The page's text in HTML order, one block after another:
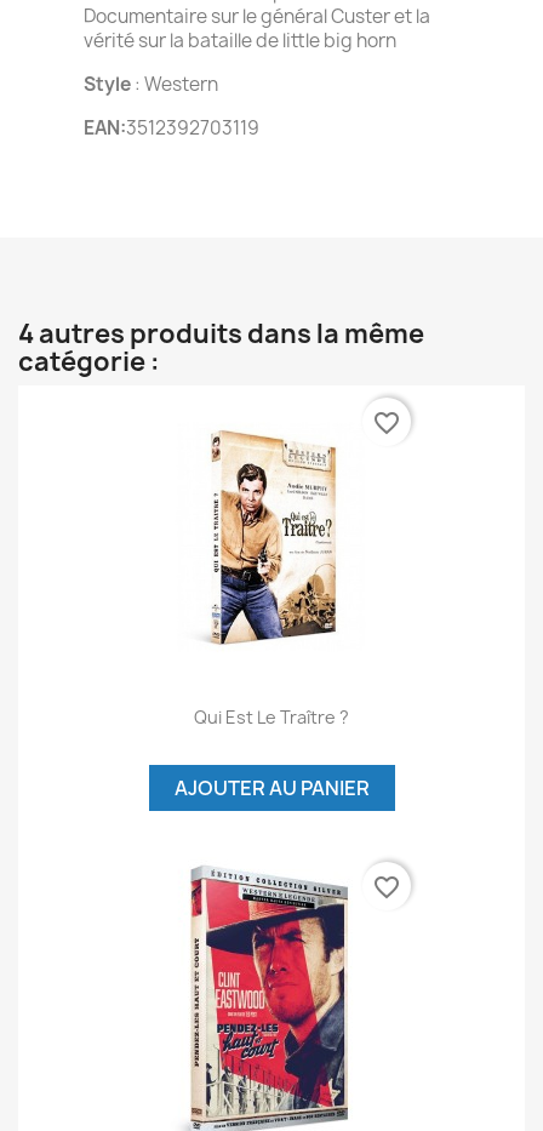
Documentaire sur le général Custer et la
vérité sur la bataille de little big horn
Style: Western
EAN:3512392703119
4 autres produits dans la même
catégorie :
Qui Est Le Traître ?
AJOUTER AU PANIER
favorite_border
favorite_border